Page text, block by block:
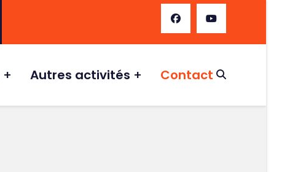
Autres activités Contact